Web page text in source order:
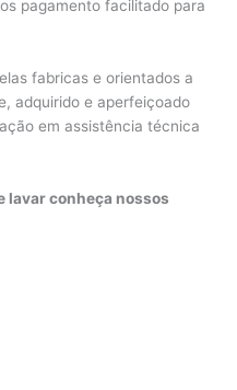
pagamento facilitado para
fabricas e orientados a
adquirido e aperfeiçoado
em assistência técnica
lavar conheça nossos